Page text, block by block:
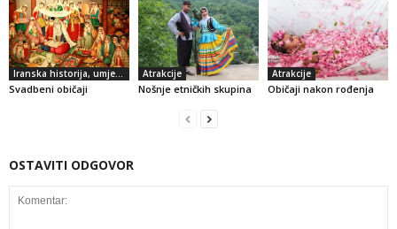
Iranska historija, umjetnost i kultura
Svadbeni običaji
Atrakcije
Nošnje etničkih skupina
Atrakcije
Običaji nakon rođenja
OSTAVITI ODGOVOR